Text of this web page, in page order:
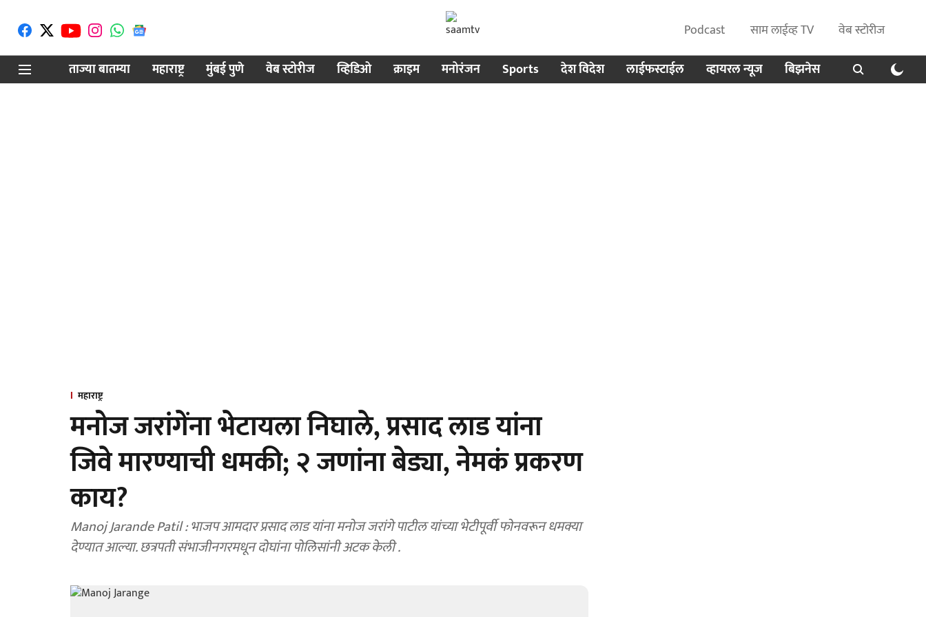
Podcast साम लाईव्ह TV
वेब स्टोरीज
ताज्या बातम्या
महाराष्ट्र मुंबई पुणे वेब स्टोरीज व्हिडिओ क्राइम मनोरंजन Sports देश विदेश लाईफस्टाईल व्हायरल न्यूज बिझनेस
महाराष्ट्र
मनोज जरांगेंना भेटायला निघाले, प्रसाद लाड यांना
जिवे मारण्याची धमकी; २ जणांना बेड्या, नेमकं प्रकरण
काय?
Manoj Jarande Patil : भाजप आमदार प्रसाद लाड यांना मनोज जरांगे पाटील यांच्या भेटीपूर्वी फोनवरून धमक्या
देण्यात आल्या. छत्रपती संभाजीनगरमधून दोघांना पोलिसांनी अटक केली .